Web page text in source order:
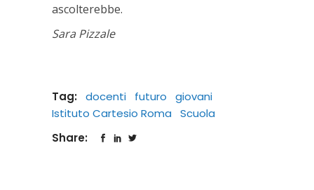
ascolterebbe.
Sara Pizzale
Tag: docenti futuro
giovani
Istituto Cartesio Roma
Scuola
Share: